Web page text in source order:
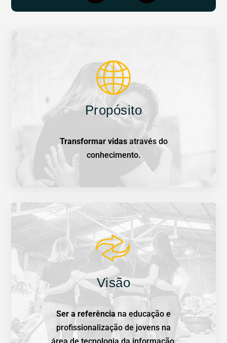
Propósito
Transformar vidasatravés do
conhecimento.
Visão
Ser a referência na educação e
profissionalização de jovens na